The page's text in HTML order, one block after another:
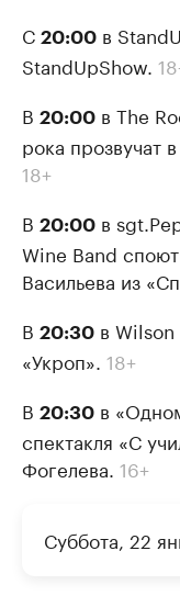
С 20:00 в
StandUpShow.
В 20:00 в The
рока прозвучат
18+
В 20:00 в
Wine Band
Васильева из
В 20:30 в Wilson
«Укроп». 18+
В 20:30 в
спектакля «С
Фогелева. 16+
Суббота, 22